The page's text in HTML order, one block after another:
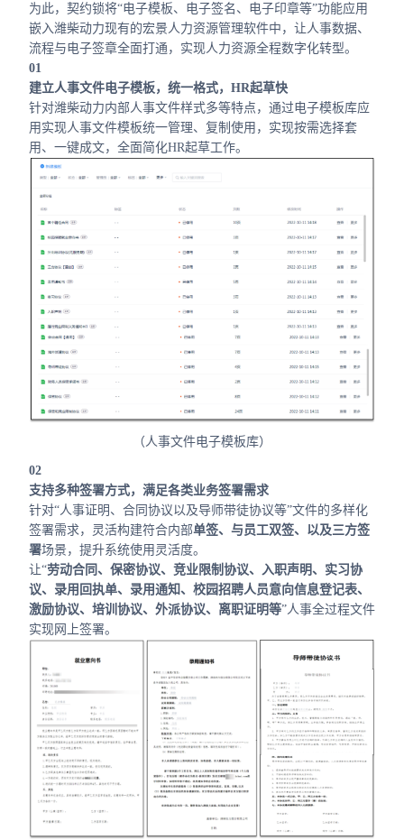
为此，契约锁将“电子模板、电子签名、电子印章等”功能应用
嵌入潍柴动力现有的宏景人力资源管理软件中，让人事数据、
流程与电子签章全面打通，实现人力资源全程数字化转型。
01
建立人事文件电子模板，统一格式，HR起草快
针对潍柴动力内部人事文件样式多等特点，通过电子模板库应
用实现人事文件模板统一管理、复制使用，实现按需选择套
用、一键成文，全面简化HR起草工作。
（人事文件电子模板库）
02
支持多种签署方式，满足各类业务签署需求
针对“人事证明、合同协议以及导师带徒协议等”文件的多样化
签署需求，灵活构建符合内部单签、与员工双签、以及三方签
署场景，提升系统使用灵活度。
让“劳动合同、保密协议、竞业限制协议、入职声明、实习协
议、录用回执单、录用通知、校园招聘人员意向信息登记表、
激励协议、培训协议、外派协议、离职证明等”人事全过程文件
实现网上签署。